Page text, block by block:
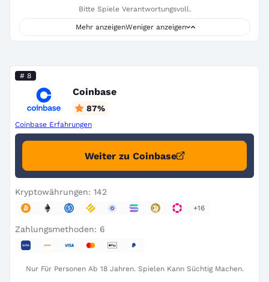
Bitte Spiele Verantwortungsvoll.
Mehr anzeigenWeniger anzeigen
# 8
Coinbase
87%
Coinbase Erfahrungen
Weiter zu Coinbase
Kryptowährungen: 142
+16
Zahlungsmethoden: 6
Nur Für Personen Ab 18 Jahren. Spielen Kann Süchtig Machen.